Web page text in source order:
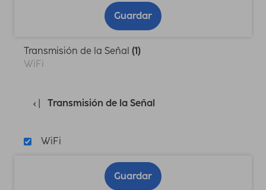
Guardar
Transmisión de la Señal (1)
WiFi
Transmisión de la Señal
WiFi
Guardar